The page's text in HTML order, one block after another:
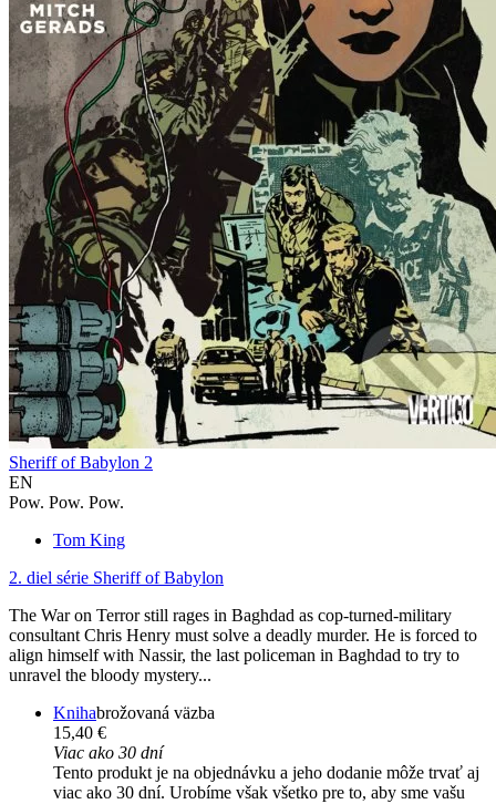
Sheriff of Babylon 2
EN
Pow. Pow. Pow.
Tom King
2. diel série Sheriff of Babylon
The War on Terror still rages in Baghdad as cop-turned-military
consultant Chris Henry must solve a deadly murder. He is forced to
align himself with Nassir, the last policeman in Baghdad to try to
unravel the bloody mystery...
Knihabrožovaná väzba
15,40 €
Viac ako 30 dní
Tento produkt je na objednávku a jeho dodanie môže trvať aj
viac ako 30 dní. Urobíme však všetko pre to, aby sme vašu